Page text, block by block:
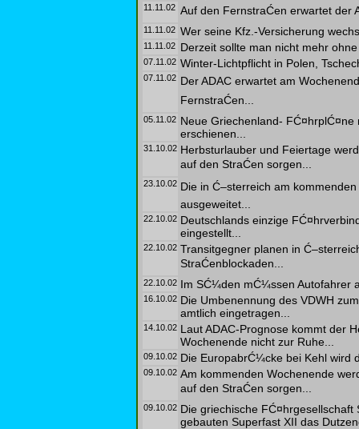
11.11.02 Auf den FernstraĆen erwartet
11.11.02 Wer seine Kfz.-Versicherung
11.11.02 Derzeit sollte man nicht mehr
07.11.02 Winter-Lichtpflicht in Polen,
07.11.02 Der ADAC erwartet am
FernstraĆen...
05.11.02 Neue Griechenland-
erschienen...
31.10.02 Herbsturlauber und Feiertage
auf den StraĆen sorgen...
23.10.02 Die in Ć–sterreich am
ausgeweitet...
22.10.02 Deutschlands einzige
eingestellt...
22.10.02 Transitgegner planen in
StraĆenblockaden...
22.10.02 Im SĆ¼den mĆ¼ssen Autofahrer
16.10.02 Die Umbenennung des VDWH
amtlich eingetragen...
14.10.02 Laut ADAC-Prognose kommt der
Wochenende nicht zur Ruhe...
09.10.02 Die EuropabrĆ¼cke bei Kehl wird
09.10.02 Am kommenden Wochenende
auf den StraĆen sorgen...
09.10.02 Die griechische
gebauten Superfast XII das